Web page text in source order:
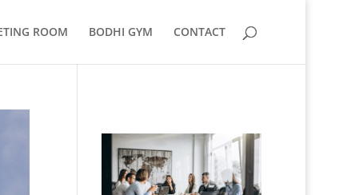
ROOM BODHI GYM CONTACT